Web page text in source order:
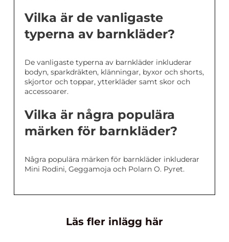
Vilka är de vanligaste
typerna av barnkläder?
De vanligaste typerna av barnkläder inkluderar
bodyn, sparkdräkten, klänningar, byxor och shorts,
skjortor och toppar, ytterkläder samt skor och
accessoarer.
Vilka är några populära
märken för barnkläder?
Några populära märken för barnkläder inkluderar
Mini Rodini, Geggamoja och Polarn O. Pyret.
Läs fler inlägg här